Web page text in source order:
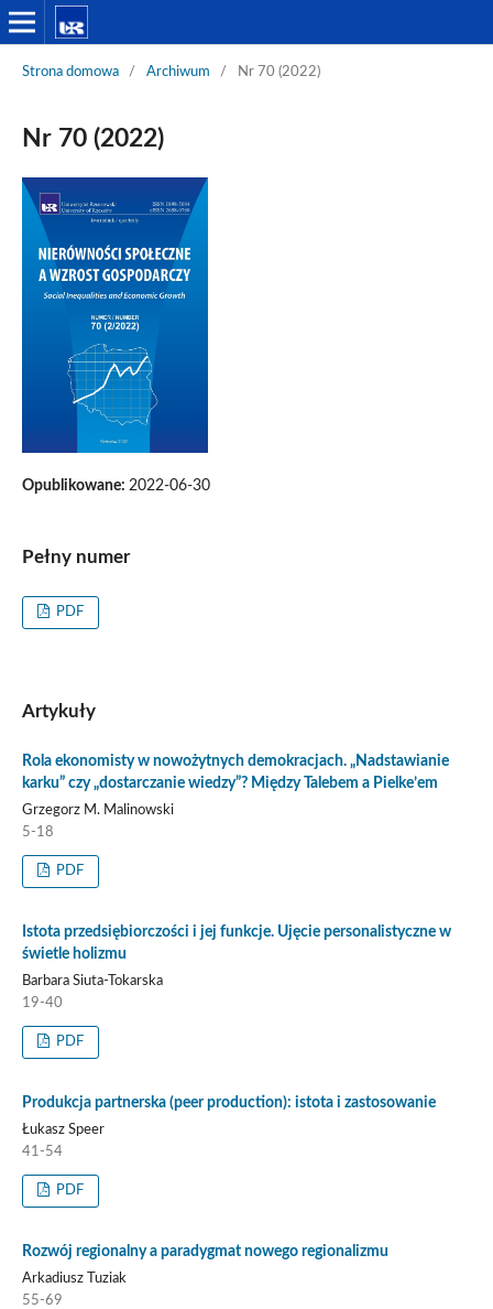
Strona domowa / Archiwum / Nr 70 (2022)
Nr 70 (2022)
Opublikowane: 2022-06-30
Pełny numer
PDF
Artykuły
Rola ekonomisty w nowożytnych demokracjach. „Nadstawianie
karku” czy „dostarczanie wiedzy”? Między Talebem a Pielke’em
Grzegorz M. Malinowski
5-18
PDF
Istota przedsiębiorczości i jej funkcje. Ujęcie personalistyczne w
świetle holizmu
Barbara Siuta-Tokarska
19-40
PDF
Produkcja partnerska (peer production): istota i zastosowanie
Łukasz Speer
41-54
PDF
Rozwój regionalny a paradygmat nowego regionalizmu
Arkadiusz Tuziak
55-69